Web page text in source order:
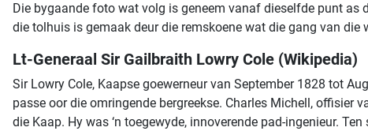
Die bygaande foto wat volg is geneem vanaf dieselfde punt as
die tolhuis is gemaak deur die remskoene wat die gang van die
Lt-Generaal Sir Gailbraith Lowry Cole (Wikipedia)
Sir Lowry Cole, Kaapse goewerneur van September 1828 tot
passe oor die omringende bergreekse. Charles Michell, offisier
die Kaap. Hy was ‘n toegewyde, innoverende pad-ingenieur.